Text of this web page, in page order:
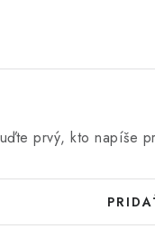
prvý, kto napíše